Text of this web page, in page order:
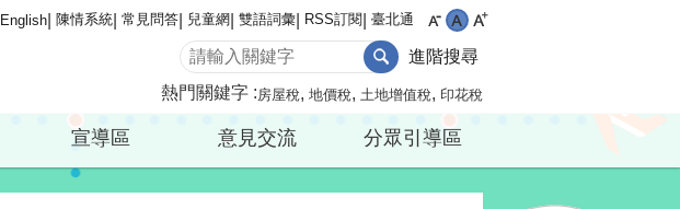
English 陳情系統 常見問答 兒童網 雙語詞彙 RSS訂閱 臺北通
進階搜尋
熱門關鍵字
房屋稅 地價稅 土地增值稅 印花稅
宣導區 意見交流 分眾引導區